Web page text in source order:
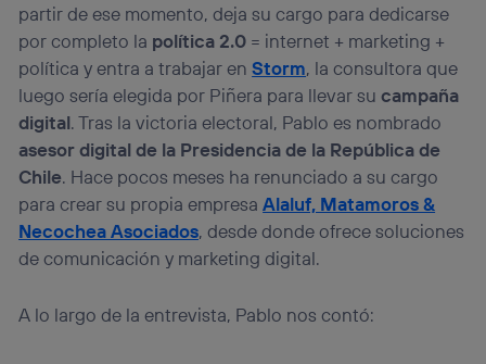
partir de ese momento, deja su cargo para dedicarse
por completo la política 2.0 = internet + marketing +
política y entra a trabajar enStorm, la consultora que
luego sería elegida por Piñera para llevar sucampaña
digital. Tras la victoria electoral, Pablo es nombrado
asesor digitalde la Presidencia de la República de
Chile. Hace pocos meses ha renunciado a su cargo
para crear su propia empresaAlaluf, Matamoros &
Necochea Asociados, desde donde ofrece soluciones
de comunicación y marketing digital.
A lo largo de la entrevista, Pablo nos contó: